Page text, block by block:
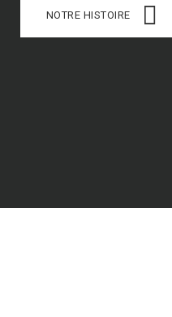
NOTRE HISTOIRE